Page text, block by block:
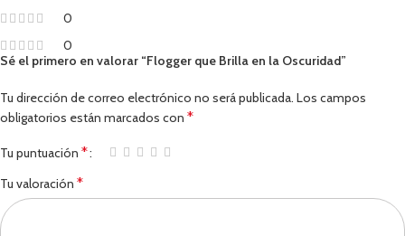
0
0
Sé el primero en valorar “Flogger que Brilla en la Oscuridad”
Tu dirección de correo electrónico no será publicada. Los campos
obligatorios están marcados con *
Tu puntuación *
Tu valoración *